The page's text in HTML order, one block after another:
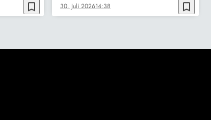
bookmark_border 30. Juli 202614:38 bookmark_border